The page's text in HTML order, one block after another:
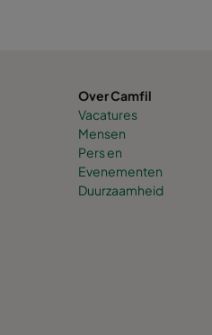
Over Camfil
Vacatures
Mensen
Pers en
Evenementen
Duurzaamheid